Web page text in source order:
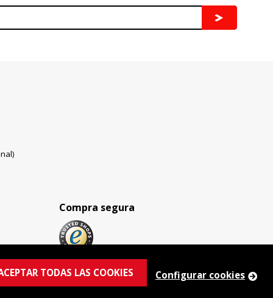
Compra segura
TODAS LAS COOKIES Configurar cookies